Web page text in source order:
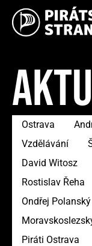
Ostrava
Vzdělávání
David Witosz
Rostislav Řeha
Ondřej Polanský
Piráti Ostrava